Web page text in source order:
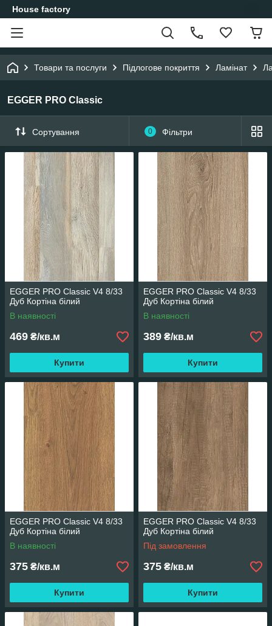
House factory
Товари та послуги Підлогове покриття Ламінат
EGGER PRO Classic
Сортування 0 Фільтри
EGGER PRO Classic V4 8/33
Дуб Кортіна білий
В наявності
469 ₴/кв.м
Купити
EGGER PRO Classic V4 8/33
Дуб Кортіна білий
В наявності
389 ₴/кв.м
Купити
EGGER PRO Classic V4 8/33
Дуб Кортіна білий
В наявності
375 ₴/кв.м
Купити
EGGER PRO Classic V4 8/33
Дуб Кортіна білий
Під замовлення
375 ₴/кв.м
Купити